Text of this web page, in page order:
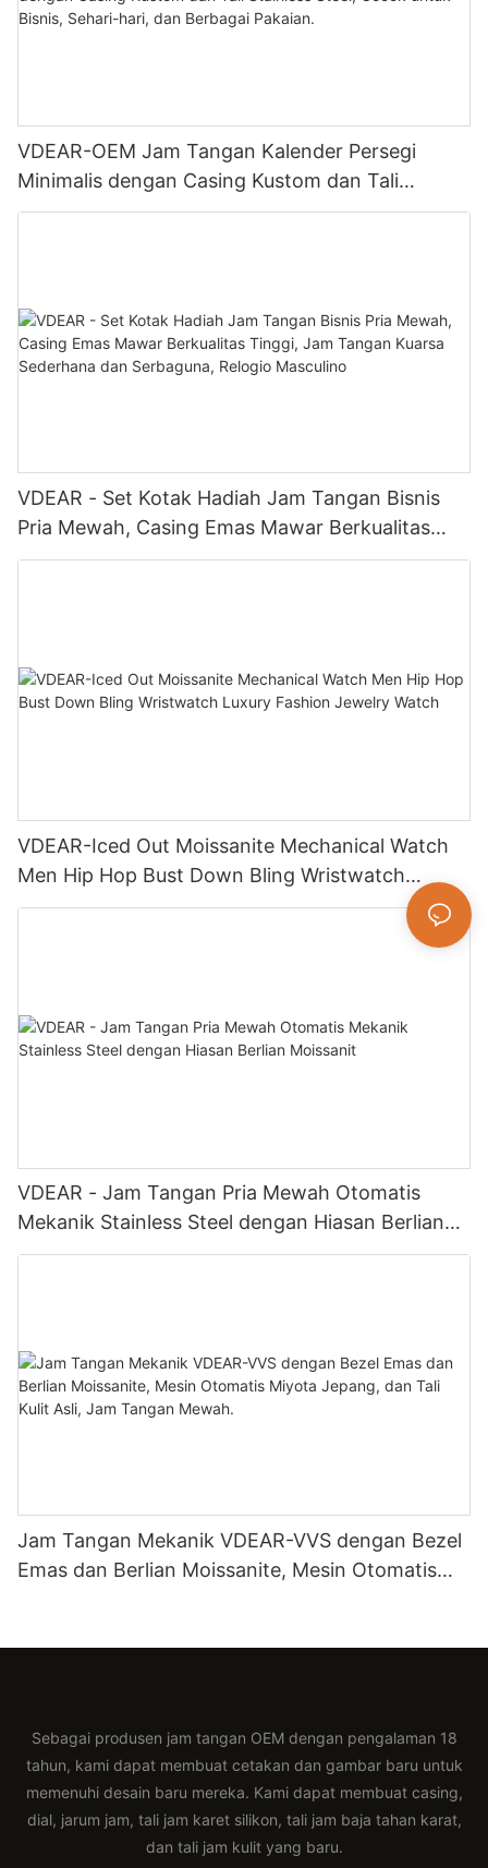
VDEAR-OEM Jam Tangan Kalender Persegi
Minimalis dengan Casing Kustom dan Tali
Stainless Steel, Cocok untuk Bisnis, Sehari-hari,
VDEAR - Set Kotak Hadiah Jam Tangan Bisnis
Pria Mewah, Casing Emas Mawar Berkualitas
Tinggi, Jam Tangan Kuarsa Sederhana dan
VDEAR-Iced Out Moissanite Mechanical Watch
Men Hip Hop Bust Down Bling Wristwatch
Luxury Fashion Jewelry Watch
VDEAR - Jam Tangan Pria Mewah Otomatis
Mekanik Stainless Steel dengan Hiasan Berlian
Moissanit
Jam Tangan Mekanik VDEAR-VVS dengan Bezel
Emas dan Berlian Moissanite, Mesin Otomatis
Sebagai produsen jam tangan OEM dengan pengalaman 18
tahun, kami dapat membuat cetakan dan gambar baru untuk
memenuhi desain baru mereka. Kami dapat membuat casing,
dial, jarum jam, tali jam karet silikon, tali jam baja tahan karat,
dan tali jam kulit yang baru.